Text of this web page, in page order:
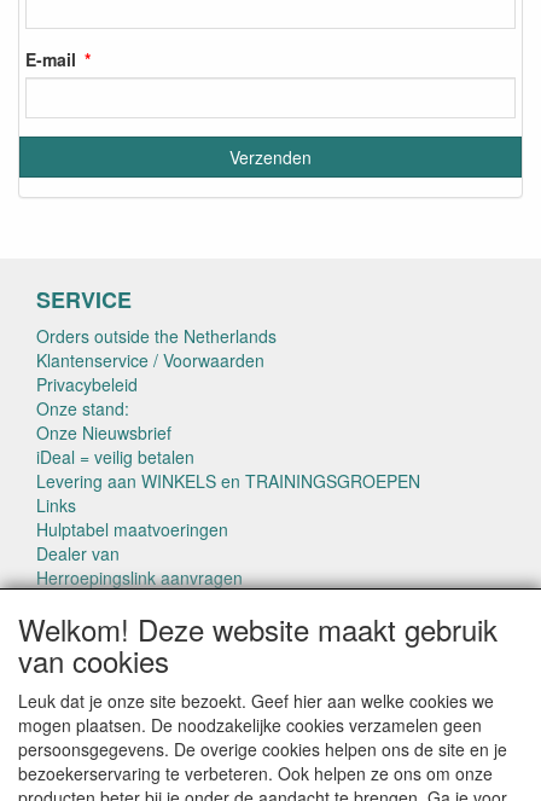
E-mail
SERVICE
Orders outside the Netherlands
Klantenservice / Voorwaarden
Privacybeleid
Onze stand:
Onze Nieuwsbrief
iDeal = veilig betalen
Levering aan WINKELS en TRAININGSGROEPEN
Links
Hulptabel maatvoeringen
Dealer van
Herroepingslink aanvragen
CONTACTGEGEVENS
www.pettowel.nl
Laan van Swaensteijn 14
Welkom! Deze website maakt gebruik
van cookies
Leuk dat je onze site bezoekt. Geef hier aan welke cookies we
mogen plaatsen. De noodzakelijke cookies verzamelen geen
persoonsgegevens. De overige cookies helpen ons de site en je
bezoekerservaring te verbeteren. Ook helpen ze ons om onze